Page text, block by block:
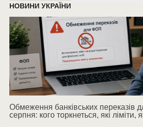
НОВИНИ УКРАЇНИ
Обмеження банківських переказів
серпня: кого торкнеться, які ліміти,